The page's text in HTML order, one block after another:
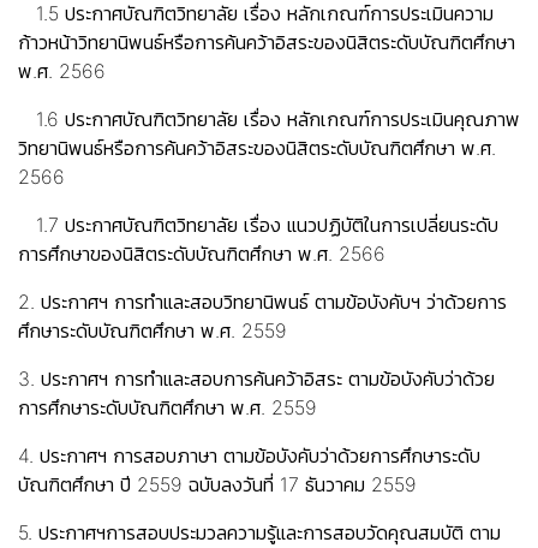
1.5 ประกาศบัณฑิตวิทยาลัย เรื่อง หลักเกณฑ์การประเมินความ
ก้าวหน้าวิทยานิพนธ์หรือการค้นคว้าอิสระของนิสิตระดับบัณฑิตศึกษา
พ.ศ. 2566
1.6 ประกาศบัณฑิตวิทยาลัย เรื่อง หลักเกณฑ์การประเมินคุณภาพ
วิทยานิพนธ์หรือการค้นคว้าอิสระของนิสิตระดับบัณฑิตศึกษา พ.ศ.
2566
1.7 ประกาศบัณฑิตวิทยาลัย เรื่อง แนวปฏิบัติในการเปลี่ยนระดับ
การศึกษาของนิสิตระดับบัณฑิตศึกษา พ.ศ. 2566
2. ประกาศฯ การทำและสอบวิทยานิพนธ์ ตามข้อบังคับฯ ว่าด้วยการ
ศึกษาระดับบัณฑิตศึกษา พ.ศ. 2559
3. ประกาศฯ การทำและสอบการค้นคว้าอิสระ ตามข้อบังคับว่าด้วย
การศึกษาระดับบัณฑิตศึกษา พ.ศ. 2559
4. ประกาศฯ การสอบภาษา ตามข้อบังคับว่าด้วยการศึกษาระดับ
บัณฑิตศึกษา ปี 2559 ฉบับลงวันที่ 17 ธันวาคม 2559
5. ประกาศฯการสอบประมวลความรู้และการสอบวัดคุณสมบัติ ตาม